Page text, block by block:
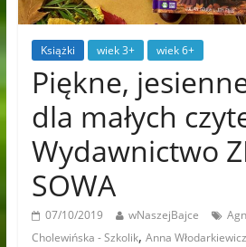
Książki wiek 3+ wiek 6+
Piękne,
dla małych
Wydawnictwo
SOWA
07/10/2019 wNaszejBajce
Cholewińska - Szkolik, Anna Włodarkiewicz